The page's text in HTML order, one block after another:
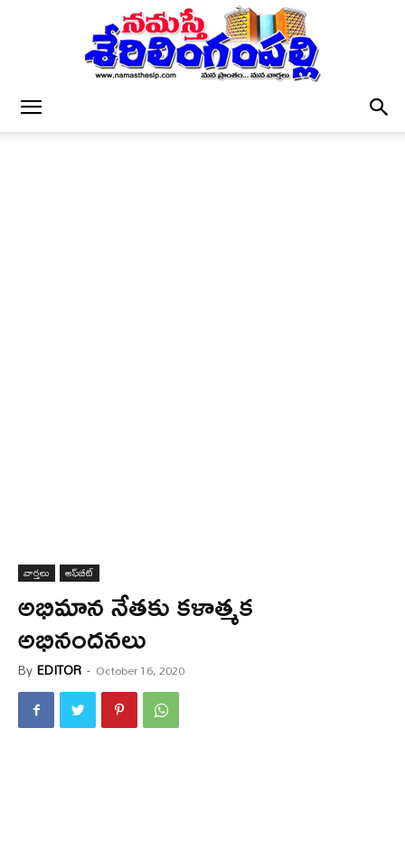
వార్త‌లు ఆఫ్‌బీట్
అభిమాన నేత‌కు క‌ళాత్మ‌క
అభినందన‌లు
ByEDITOR - October 16, 2020